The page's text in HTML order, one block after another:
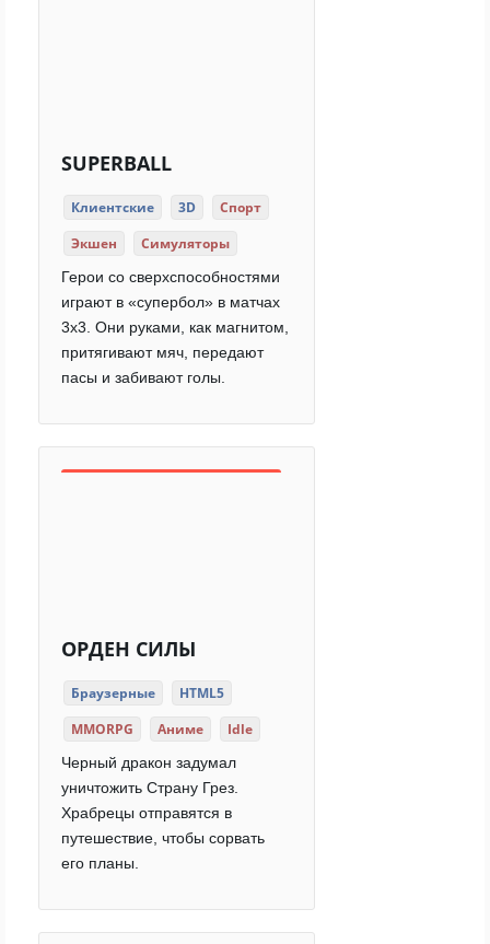
SUPERBALL
Клиентские 3D
Спорт
Экшен
Симуляторы
Герои со сверхспособностями
играют в «супербол» в матчах
3x3. Они руками, как магнитом,
притягивают мяч, передают
пасы и забивают голы.
ОРДЕН СИЛЫ
Браузерные
HTML5
MMORPG
Аниме Idle
Черный дракон задумал
уничтожить Страну Грез.
Храбрецы отправятся в
путешествие, чтобы сорвать
его планы.